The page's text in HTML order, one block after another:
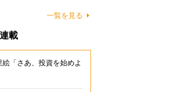
一覧を見る
載
絵「さあ、投資を始めよ